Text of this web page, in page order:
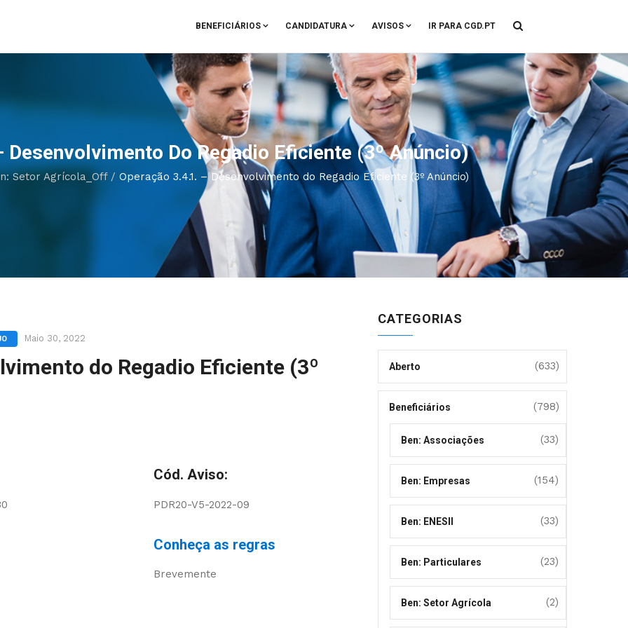
BENEFICIÁRIOS CANDIDATURA AVISOS IR PARA CGD.PT
Desenvolvimento Do Regadio Eficiente (3º Anúncio)
Setor Agrícola_Off/ Operação 3.4.1. – Desenvolvimento do Regadio Eficiente (3º Anúncio)
Maio 30, 2022
do Regadio Eficiente (3º
Cód. Aviso:
PDR20-V5-2022-09
Conheça as regras
Brevemente
CATEGORIAS
Aberto (633)
Beneficiários (798)
Ben: Associações (33)
Ben: Empresas (154)
Ben: ENESII (33)
Ben: Particulares (23)
Ben: Setor Agrícola (2)